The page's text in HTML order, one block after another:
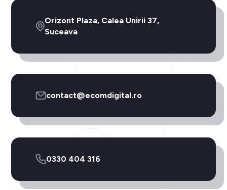
Orizont Plaza, Calea Unirii 37,
Suceava
contact@ecomdigital.ro
0330 404 316